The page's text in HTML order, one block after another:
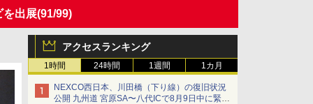
を出展(91/99)
アクセスランキング
1時間 24時間 1週間 1カ月
NEXCO西日本、川田橋（下り線）の復旧状況
公開 九州道 宮原SA〜八代ICで8月9日中に緊急